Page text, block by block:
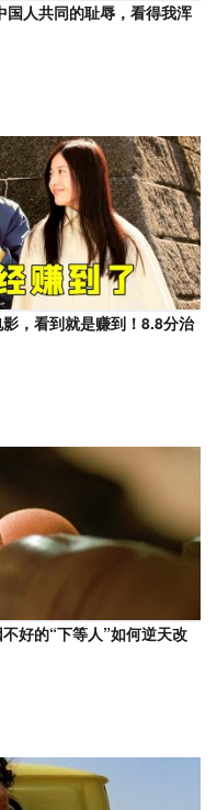
国人共同的耻辱，看得我浑
，看到就是赚到！8.8分治
好的“下等人”如何逆天改